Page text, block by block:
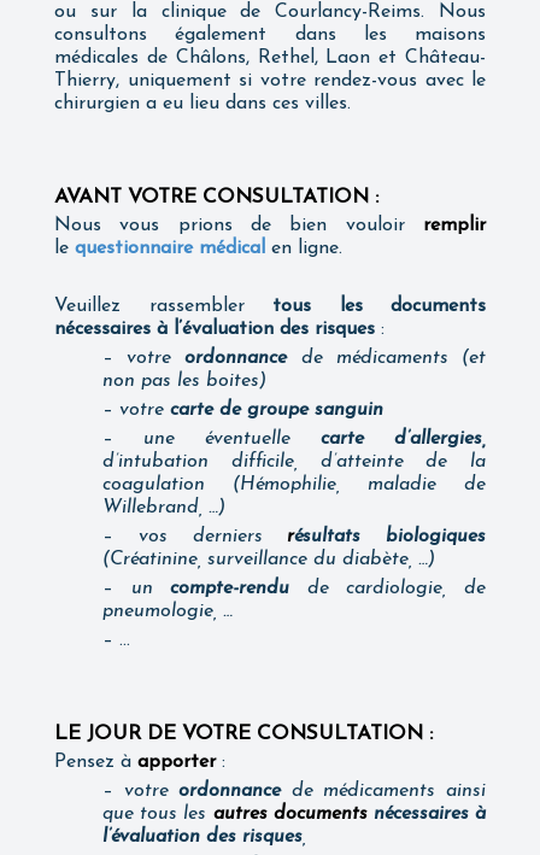
ou sur la clinique de Courlancy-Reims. Nous
consultons également dans les maisons
médicales de Châlons, Rethel, Laon et Château-
Thierry, uniquement si votre rendez-vous avec le
chirurgien a eu lieu dans ces villes.
AVANT VOTRE CONSULTATION :
Nous vous prions de bien vouloir remplir
le questionnaire médical en ligne.
Veuillez rassembler tous les documents
nécessaires à l’évaluation des risques :
–votreordonnancede médicaments (et
non pas les boites)
– votre carte de groupe sanguin
– une éventuelle carte d’allergies,
d’intubation difficile, d’atteinte de la
coagulation (Hémophilie, maladie de
Willebrand, …)
– vos derniersrésultats biologiques
(Créatinine, surveillance du diabète, …)
– uncompte-rendu de cardiologie, de
pneumologie, …
– …
LE JOUR DE VOTRE CONSULTATION :
Pensez à apporter :
– votreordonnance de médicaments ainsi
que tous les autres documents nécessaires à
l’évaluation des risques